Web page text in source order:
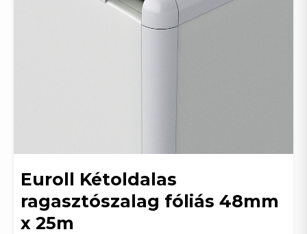
Euroll Kétoldalas
ragasztószalag fóliás 48mm
x 25m